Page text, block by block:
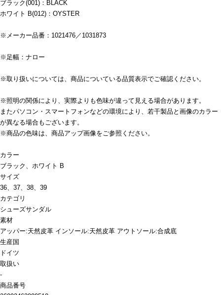
ブラック(001)：BLACK
ホワイト B(012)：OYSTER
※メーカー品番：1021476／1031873
※足幅：ナロー
※取り扱いについては、商品についている品質表示でご確認ください。
※照明の関係により、実際よりも色味が違って見える場合があります。
またパソコン・スマートフォンなどの環境により、若干製品と画像のカラー
が異なる場合もございます。
※商品の色味は、商品アップ画像をご参照ください。
カラー
ブラック、ホワイト B
サイズ
36、37、38、39
カテゴリ
シューズサンダル
素材
アッパー:天然皮革 インソール:天然皮革 アウトソール:合成底
生産国
ドイツ
取扱い
-
商品番号